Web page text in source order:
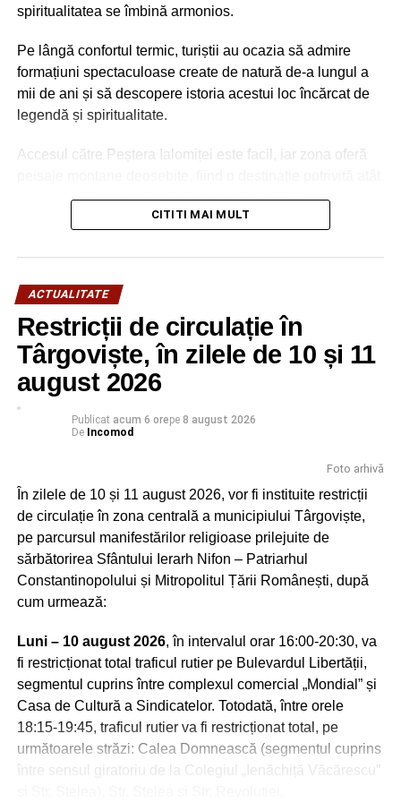
RELATIONATE: ACTUALITATE ADRIAN ŢUŢUIANU
CJ
DÂMBOVIŢA
EVACUARE
URMATOAREA
Cum se desfăşoară activitatea cu publicul la
Incendii de vegetaţie în şapte localităţi din
Dâmboviţa!
spiritualitatea se îmbină armonios.
Pe lângă confortul termic, turiștii au ocazia să admire
formațiuni spectaculoase create de natură de-a lungul a
mii de ani și să descopere istoria acestui loc încărcat de
legendă și spiritualitate.
Accesul către Peștera Ialomiței este facil, iar zona oferă
pentru familii cu copii, cât și pentru iubitorii de natură,
drumeție și patrimoniu.
Peştera Ialomiţei este situată în localitatea Moroeni,
judetul Dâmboviţa, pe versantul drept al Cheilor Ialomiţei,
la o altitudine de 1.660 m, scobită în calcarele jurasice ale
Muntelui Bătrâna. Numele acesteia vine de la râul
Ialomiţa, care izvorăşte la 10 km distanţă din circul glaciar
numit Obârşia Ialomiţei, situată sub Vârful Găvanele
(2.479 m), aflat la 600 m de Vârful Omu şi la o distanţă
mai mică de Vârful Ocolit, numit şi Bucura Dumbravă.
Încărcătura deosebită a acestor locuri i-a atras de-a lungul
timpului atât pe daci, cât şi pe primii creştini, călugării,
care se aflau în căutarea însingurării şi a unui loc de
rugăciune departe de zgomotul lumii. Se spune că în
CITITI MAI MULT
ACTUALITATE
Restricții de circulație în
Târgoviște, în zilele de 10 și 11
august 2026
Publicat acum 6 orepe 8 august 2026
De Incomod
Foto arhivă
În zilele de 10 și 11 august 2026, vor fi instituite restricții
de circulație în zona centrală a municipiului Târgoviște,
pe parcursul manifestărilor religioase prilejuite de
sărbătorirea Sfântului Ierarh Nifon – Patriarhul
Constantinopolului și Mitropolitul Țării Românești, după
cum urmează:
Luni – 10 august 2026, în intervalul orar 16:00-20:30, va
fi restricționat total traficul rutier pe Bulevardul Libertății,
segmentul cuprins între complexul comercial „Mondial” și
Casa de Cultură a Sindicatelor. Totodată, între orele
18:15-19:45, traficul rutier va fi restricționat total, pe
următoarele străzi: Calea Domnească (segmentul cuprins
între sensul giratoriu de la Colegiul „Ienăchiță Văcărescu”